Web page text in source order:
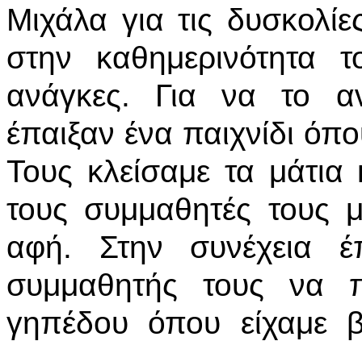
Μιχάλα για τις
στην καθημερινότητα
ανάγκες. Για να το
έπαιξαν ένα παιχνίδι
Τους κλείσαμε τα
τους συμμαθητές τους
αφή. Στην συνέχεια
συμμαθητής τους να
γηπέδου όπου είχαμε